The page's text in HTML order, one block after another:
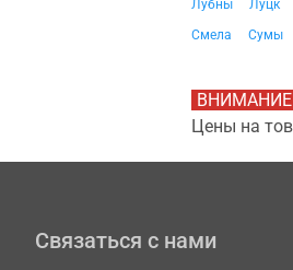
Лубны
Луцк
Смела
Сумы
Цены на
Связаться с нами